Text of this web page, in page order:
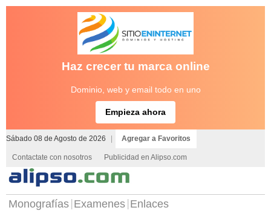
Haz crecer tu marca online
Dominio, web y email todo en uno
Empieza ahora
Sábado 08 de Agosto de 2026 Agregar a Favoritos
Contactate con nosotros Publicidad en Alipso.com
Monografías Examenes Enlaces